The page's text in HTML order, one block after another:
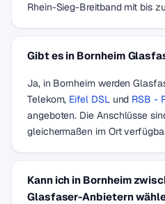
Rhein-Sieg-Breitband mit bis
Gibt es in Bornheim
Ja, in Bornheim werden
Telekom, Eifel DSLund RSB -
angeboten. Die Anschlüsse
gleichermaßen im Ort
Kann ich in Bornheim
Glasfaser-Anbietern